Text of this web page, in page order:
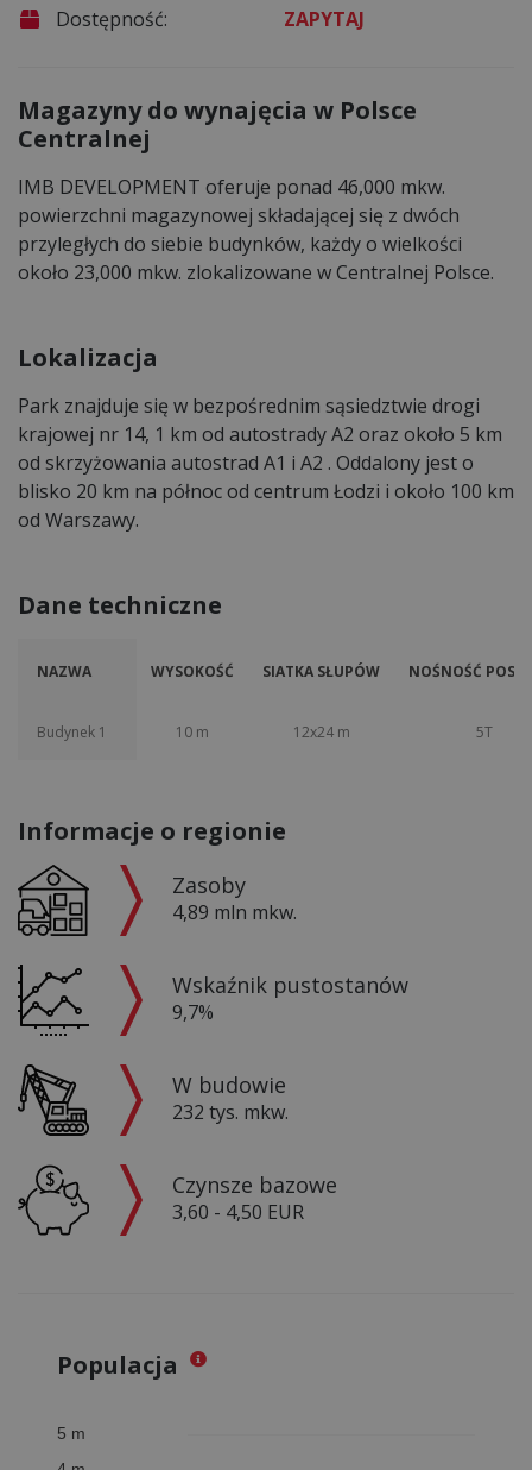
Dostępność:
ZAPYTAJ
Magazyny do wynajęcia w Polsce
Centralnej
IMB DEVELOPMENT oferuje ponad 46,000 mkw.
powierzchni magazynowej składającej się z dwóch
przyległych do siebie budynków, każdy o wielkości
około 23,000 mkw. zlokalizowane w Centralnej Polsce.
Lokalizacja
Park znajduje się w bezpośrednim sąsiedztwie drogi
krajowej nr 14, 1 km od autostrady A2 oraz około 5 km
od skrzyżowania autostrad A1 i A2 . Oddalony jest o
blisko 20 km na północ od centrum Łodzi i około 100 km
od Warszawy.
Dane techniczne
NAZWA WYSOKOŚĆ SIATKA SŁUPÓW NOŚNOŚĆ
Budynek 1 10 m 12x24 m 5T
Informacje o regionie
Zasoby
4,89 mln mkw.
Wskaźnik pustostanów
9,7%
W budowie
232 tys. mkw.
Czynsze bazowe
3,60 - 4,50 EUR
Populacja